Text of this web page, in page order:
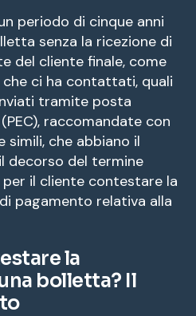
periodo di cinque anni
senza la ricezione di
del cliente finale, come
ci ha contattati, quali
tramite posta
raccomandate con
simili, che abbiano il
decorso del termine
il cliente contestare la
pagamento relativa alla
la
bolletta? Il